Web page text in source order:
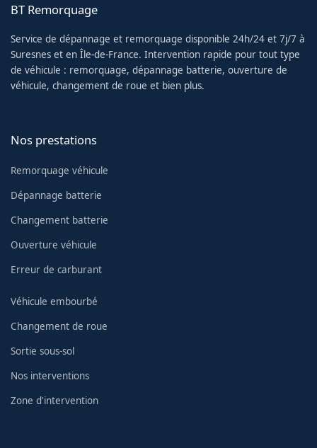
BT Remorquage
Service de dépannage et remorquage disponible 24h/24 et 7j/7 à
Suresnes et en Île-de-France. Intervention rapide pour tout type
de véhicule : remorquage, dépannage batterie, ouverture de
véhicule, changement de roue et bien plus.
Nos prestations
Remorquage véhicule
Dépannage batterie
Changement batterie
Ouverture véhicule
Erreur de carburant
Véhicule embourbé
Changement de roue
Sortie sous-sol
Nos interventions
Zone d'intervention